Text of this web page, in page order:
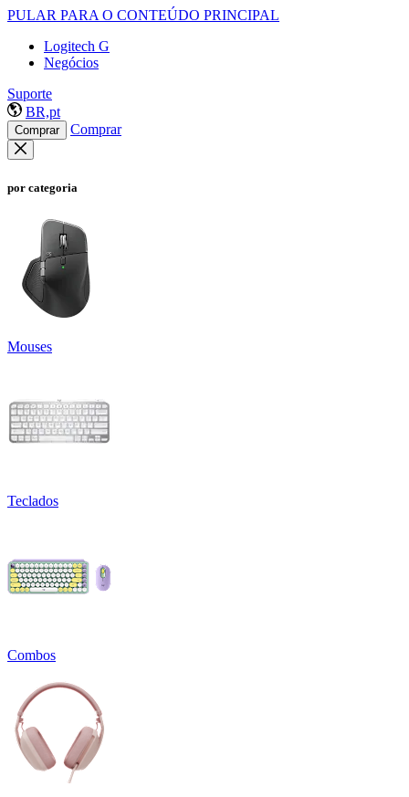
PULAR PARA O CONTEÚDO PRINCIPAL
Logitech G
Negócios
Suporte
BR,pt
Comprar Comprar
por categoria
Mouses
Teclados
Combos